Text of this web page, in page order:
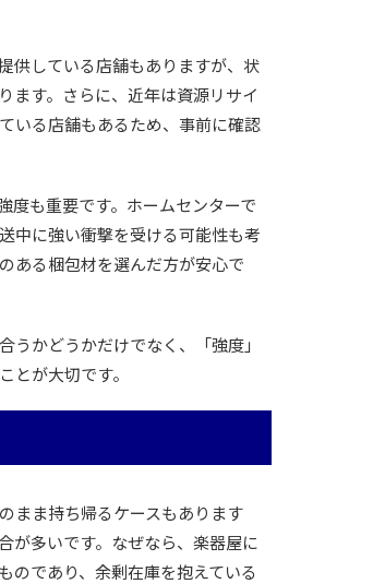
供している店舗もありますが、状
ます。さらに、近年は資源リサイ
いる店舗もあるため、事前に確認
度も重要です。ホームセンターで
中に強い衝撃を受ける可能性も考
ある梱包材を選んだ方が安心で
かどうかだけでなく、「強度」
とが大切です。
まま持ち帰るケースもあります
が多いです。なぜなら、楽器屋に
のであり、余剰在庫を抱えている